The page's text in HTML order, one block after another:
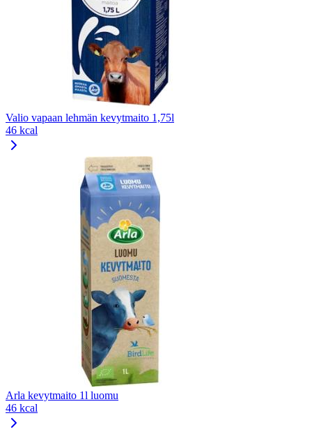
Valio vapaan lehmän kevytmaito 1,75l
46 kcal
Arla kevytmaito 1l luomu
46 kcal